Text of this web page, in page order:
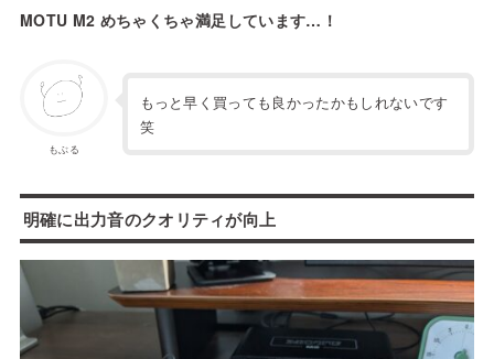
MOTU M2 めちゃくちゃ満足しています…！
もぶる
もっと早く買っても良かったかもしれないです
笑
明確に出力音のクオリティが向上